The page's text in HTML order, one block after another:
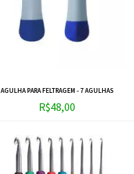
AGULHA PARA FELTRAGEM - 7 AGULHAS
R$48,00